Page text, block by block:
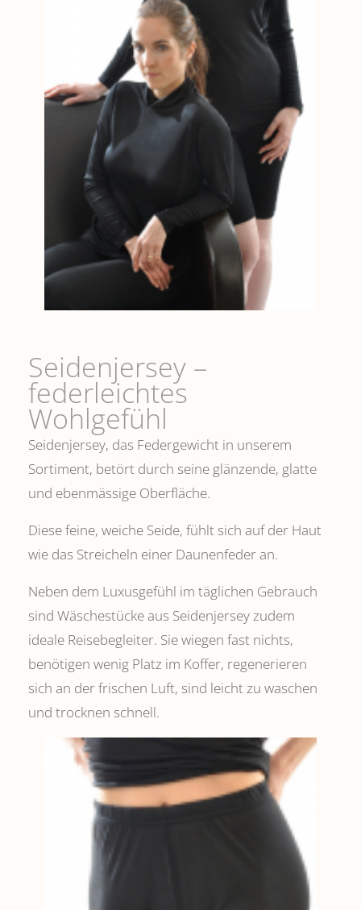
Seidenjersey –
federleichtes
Wohlgefühl
Seidenjersey, das Federgewicht in unserem
Sortiment, betört durch seine glänzende, glatte
und ebenmässige Oberfläche.
Diese feine, weiche Seide, fühlt sich auf der Haut
wie das Streicheln einer Daunenfeder an.
Neben dem Luxusgefühl im täglichen Gebrauch
sind Wäschestücke aus Seidenjersey zudem
ideale Reisebegleiter. Sie wiegen fast nichts,
benötigen wenig Platz im Koffer, regenerieren
sich an der frischen Luft, sind leicht zu waschen
und trocknen schnell.